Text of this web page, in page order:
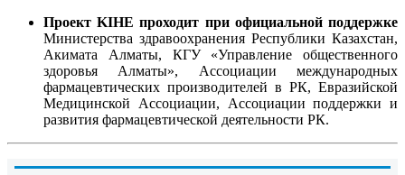
Проект KIHE проходит при официальной поддержке
Министерства здравоохранения Республики Казахстан,
Акимата Алматы, КГУ «Управление общественного
здоровья Алматы», Ассоциации международных
фармацевтических производителей в РК, Евразийской
Медицинской Ассоциации, Ассоциации поддержки и
развития фармацевтической деятельности РК.